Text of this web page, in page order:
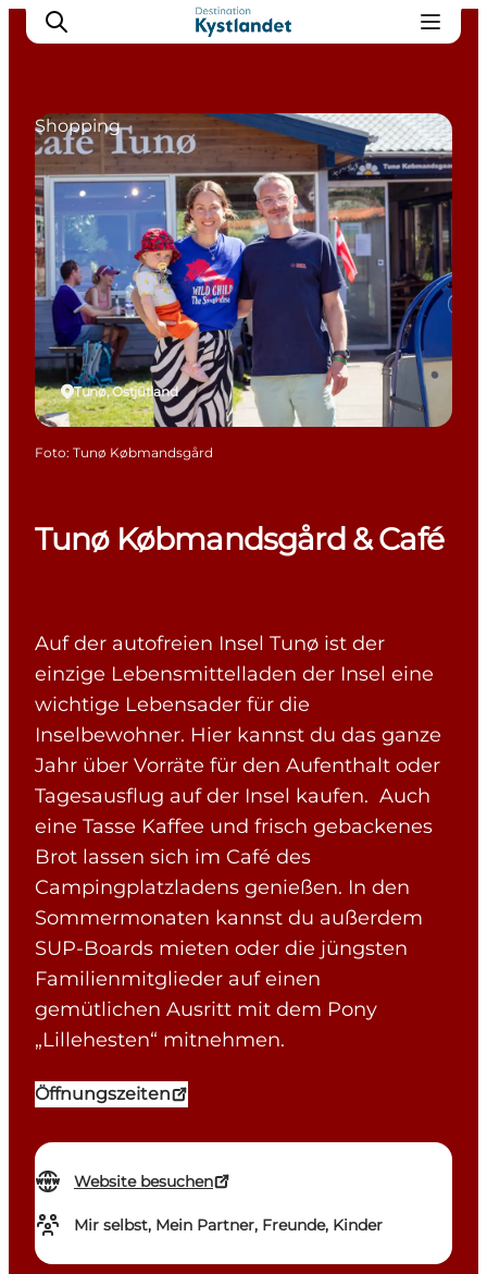
Erlebnisse
Städte
Unterkünfte
Camping
Tunø Købmandsgård & Café
Auf der autofreien Insel Tunø ist der
einzige Lebensmittelladen der Insel eine
wichtige Lebensader für die
Inselbewohner. Hier kannst du das ganze
Jahr über Vorräte für den Aufenthalt oder
Tagesausflug auf der Insel kaufen. Auch
eine Tasse Kaffee und frisch gebackenes
Brot lassen sich im Café des
Campingplatzladens genießen. In den
Sommermonaten kannst du außerdem
SUP-Boards mieten oder die jüngsten
Familienmitglieder auf einen
gemütlichen Ausritt mit dem Pony
„Lillehesten“ mitnehmen.
Öffnungszeiten
Website besuchen
Mir selbst, Mein Partner, Freunde, Kinder
Tunø, Ostjütland
Shopping
Foto: Tunø Købmandsgård